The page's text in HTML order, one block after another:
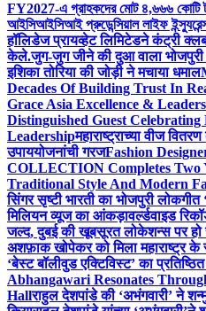
FY2027-এ গ্রাহকদের মোট ৪,৬৬৬ কোটি
আইসিআইসিআই প্রুডেন্সিয়াল লাইফ
हॉलिडेज प्रायव्हेट लिमिटेडने कंट्री
केले.जुग-जुग जीने की दुआ वाला
इशिका तोरिया की जोड़ी ने मचाया धमाल
Decades Of Building Trust In
Grace Asia Excellence &
Distinguished Guest
Leadershipमहाराष्ट्राच्या वीज
उपाययोजनांची गरजFashion
COLLECTION Completes Two
Traditional Style And Modern
सिंगर सृष्टी भारती का भोजपुरी
मिलियन व्यूज का आंकड़ावर्ल्डवाइड
जल्द, दुबई की खूबसूरत लोकेशन्स पर हो
अशफ़ाक खोपेकर को मिला महाराष्ट्र के
‘बेस्ट बॉलीवुड एक्टिविस्ट’ का
Abhangawari Resonates
Hallराहुल देशपांडे की ‘अभंगवारी’ ने